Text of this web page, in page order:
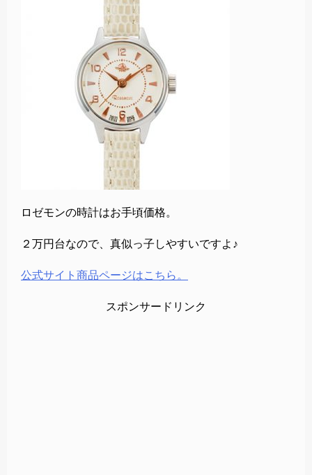
ロゼモンの時計はお手頃価格。
２万円台なので、真似っ子しやすいですよ♪
公式サイト商品ページはこちら。
スポンサードリンク